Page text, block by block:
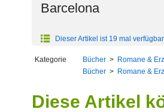
Barcelona
Dieser Artikel ist 19 mal verfügbar
Kategorie Bücher > Romane &
Bücher > Romane &
Diese Artikel